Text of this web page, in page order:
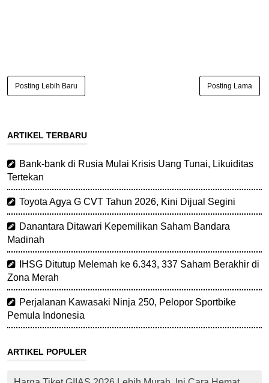
Posting Lebih Baru Posting Lama
ARTIKEL TERBARU
Bank-bank di Rusia Mulai Krisis Uang Tunai, Likuiditas
Tertekan
Toyota Agya G CVT Tahun 2026, Kini Dijual Segini
Danantara Ditawari Kepemilikan Saham Bandara
Madinah
IHSG Ditutup Melemah ke 6.343, 337 Saham Berakhir di
Zona Merah
Perjalanan Kawasaki Ninja 250, Pelopor Sportbike
Pemula Indonesia
ARTIKEL POPULER